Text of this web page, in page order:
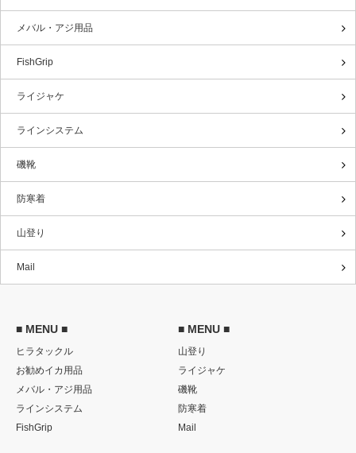
メバル・アジ用品
FishGrip
ライジャケ
ラインシステム
磯靴
防寒着
山登り
Mail
■ MENU ■
ヒラタックル
お勧めイカ用品
メバル・アジ用品
ラインシステム
FishGrip
■ MENU ■
山登り
ライジャケ
磯靴
防寒着
Mail